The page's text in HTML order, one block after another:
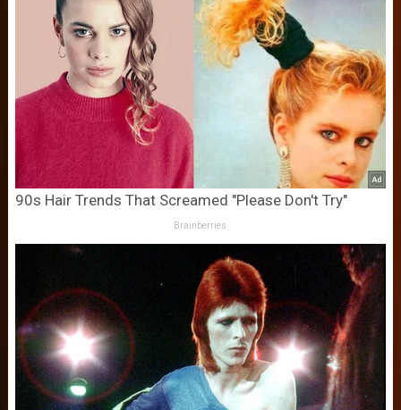
90s Hair Trends That Screamed "Please Don't Try"
Brainberries